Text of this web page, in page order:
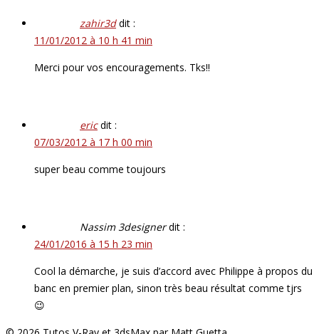
zahir3d dit :
11/01/2012 à 10 h 41 min
Merci pour vos encouragements. Tks!!
eric dit :
07/03/2012 à 17 h 00 min
super beau comme toujours
Nassim 3designer dit :
24/01/2016 à 15 h 23 min
Cool la démarche, je suis d’accord avec Philippe à propos du
banc en premier plan, sinon très beau résultat comme tjrs
😉